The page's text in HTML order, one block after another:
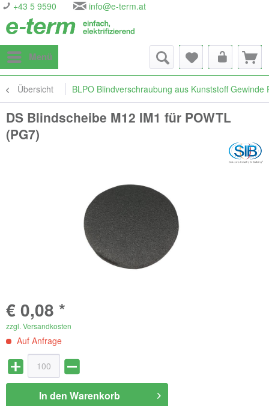
+43 5 9590 info@e-term.at
Menü
Übersicht BLPO Blindverschraubung aus Kunststoff Gewinde
DS Blindscheibe M12 IM1 für POWTL
(PG7)
€ 0,08 *
zzgl. Versandkosten
Auf Anfrage
In den Warenkorb